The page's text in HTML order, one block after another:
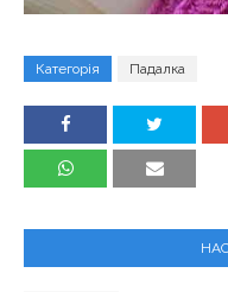
Категорія Падалка